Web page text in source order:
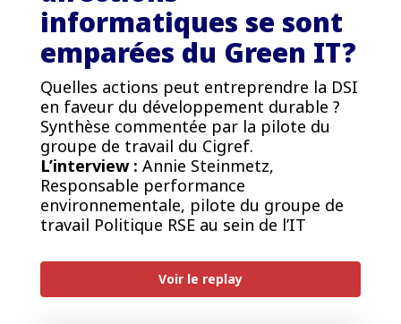
informatiques se sont
emparées du Green IT?
Quelles actions peut entreprendre la DSI
en faveur du développement durable ?
Synthèse commentée par la pilote du
groupe de travail du Cigref.
L’interview : Annie Steinmetz,
Responsable performance
environnementale, pilote du groupe de
travail Politique RSE au sein de l’IT
Voir le replay
PREMIUM